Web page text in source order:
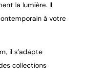
la lumière. Il
à votre
il s’adapte
collections